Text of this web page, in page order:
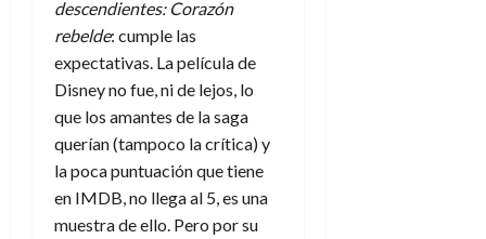
descendientes: Corazón
rebelde: cumple las
expectativas. La película de
Disney no fue, ni de lejos, lo
que los amantes de la saga
querían (tampoco la crítica) y
la poca puntuación que tiene
en IMDB, no llega al 5, es una
muestra de ello. Pero por su